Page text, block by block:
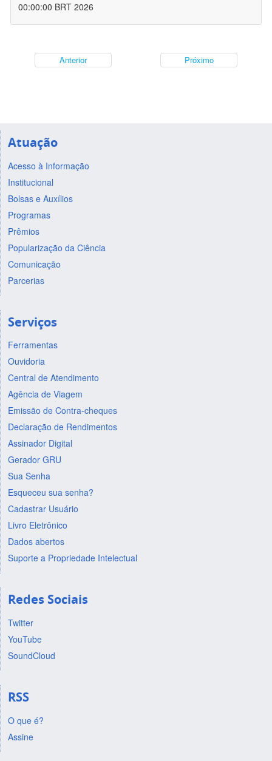
00:00:00 BRT 2026
Anterior Próximo
Atuação
Acesso à Informação
Institucional
Bolsas e Auxílios
Programas
Prêmios
Popularização da Ciência
Comunicação
Parcerias
Serviços
Ferramentas
Ouvidoria
Central de Atendimento
Agência de Viagem
Emissão de Contra-cheques
Declaração de Rendimentos
Assinador Digital
Gerador GRU
Sua Senha
Esqueceu sua senha?
Cadastrar Usuário
Livro Eletrônico
Dados abertos
Suporte a Propriedade Intelectual
Redes Sociais
Twitter
YouTube
SoundCloud
RSS
O que é?
Assine